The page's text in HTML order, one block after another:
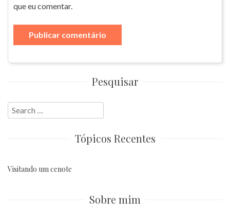
que eu comentar.
Pesquisar
Search
for:
Tópicos Recentes
Visitando um cenote
Sobre mim